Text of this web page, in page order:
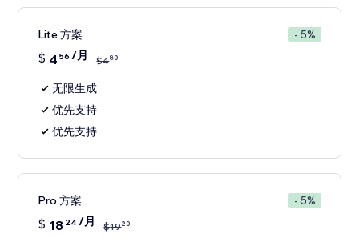
Lite 方案 - 5%
$ 4 56 /月 $480
无限生成
优先支持
优先支持
Pro 方案 - 5%
$ 18 24 /月 $1920